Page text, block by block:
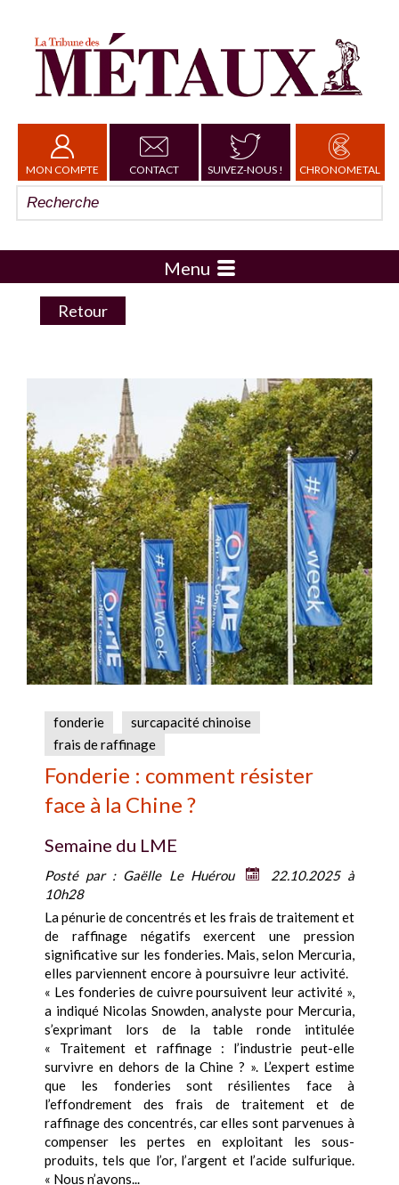
MON COMPTE CONTACT SUIVEZ-NOUS ! CHRONOMETAL
Menu
Retour
fonderie
surcapacité chinoise
frais de raffinage
Fonderie : comment résister
face à la Chine ?
Semaine du LME
Posté par : Gaëlle Le Huérou
22.10.2025 à
10h28
La pénurie de concentrés et les frais de traitement et
de raffinage négatifs exercent une pression
significative sur les fonderies. Mais, selon Mercuria,
elles parviennent encore à poursuivre leur activité.
« Les fonderies de cuivre poursuivent leur activité »,
a indiqué Nicolas Snowden, analyste pour Mercuria,
s’exprimant lors de la table ronde intitulée
« Traitement et raffinage : l’industrie peut-elle
survivre en dehors de la Chine ? ». L’expert estime
que les fonderies sont résilientes face à
l’effondrement des frais de traitement et de
raffinage des concentrés, car elles sont parvenues à
compenser les pertes en exploitant les sous-
produits, tels que l’or, l’argent et l’acide sulfurique.
« Nous n’avons...